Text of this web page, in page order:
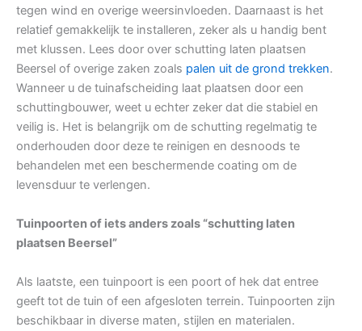
tegen wind en overige weersinvloeden. Daarnaast is het
relatief gemakkelijk te installeren, zeker als u handig bent
met klussen. Lees door over schutting laten plaatsen
Beersel of overige zaken zoals palen uit de grond trekken.
Wanneer u de tuinafscheiding laat plaatsen door een
schuttingbouwer, weet u echter zeker dat die stabiel en
veilig is. Het is belangrijk om de schutting regelmatig te
onderhouden door deze te reinigen en desnoods te
behandelen met een beschermende coating om de
levensduur te verlengen.
Tuinpoorten of iets anders zoals “schutting laten
plaatsen Beersel”
Als laatste, een tuinpoort is een poort of hek dat entree
geeft tot de tuin of een afgesloten terrein. Tuinpoorten zijn
beschikbaar in diverse maten, stijlen en materialen.